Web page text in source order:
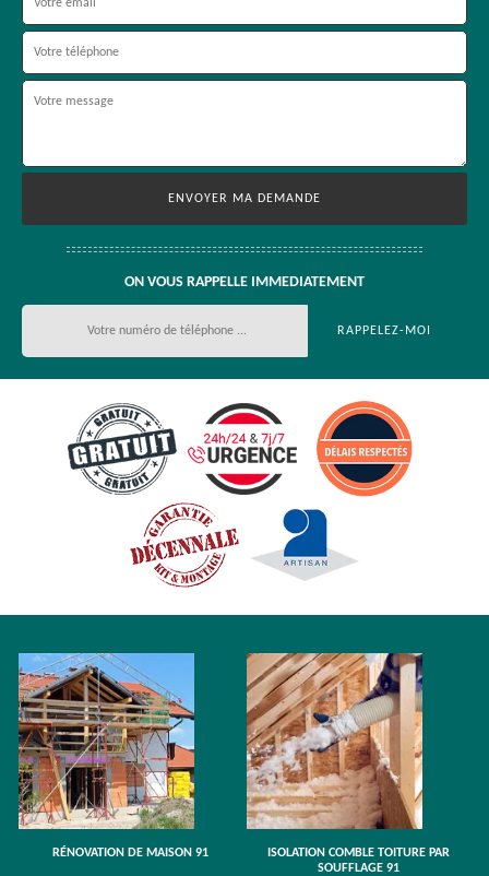
ON VOUS RAPPELLE IMMEDIATEMENT
RÉNOVATION DE MAISON 91
ISOLATION COMBLE TOITURE PAR
SOUFFLAGE 91